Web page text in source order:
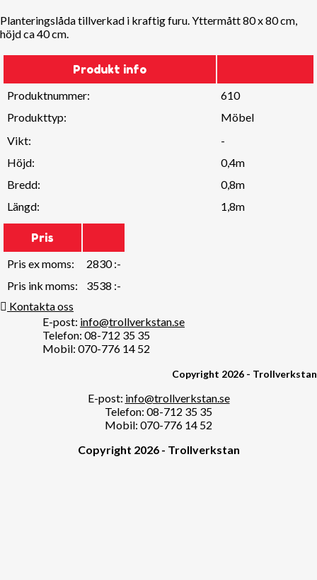
Planteringslåda tillverkad i kraftig furu. Yttermått 80 x 80 cm,
höjd ca 40 cm.
Produkt info
Produktnummer:
610
Produkttyp:
Möbel
Vikt:
-
Höjd:
0,4m
Bredd:
0,8m
Längd:
1,8m
Pris
Pris ex moms:
2830 :-
Pris ink moms:
3538 :-
Kontakta oss
E-post: info@trollverkstan.se
Telefon: 08-712 35 35
Mobil: 070-776 14 52
Copyright 2026 - Trollverkstan
E-post: info@trollverkstan.se
Telefon: 08-712 35 35
Mobil: 070-776 14 52
Copyright 2026 - Trollverkstan